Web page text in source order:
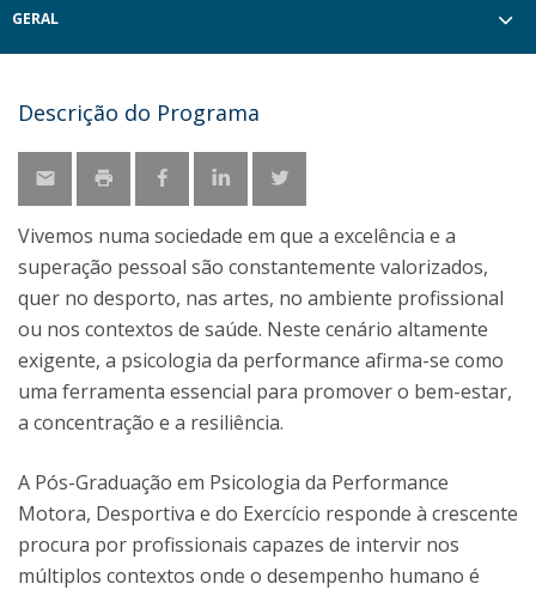
GERAL
Descrição do Programa
Vivemos numa sociedade em que a excelência e a
superação pessoal são constantemente valorizados,
quer no desporto, nas artes, no ambiente profissional
ou nos contextos de saúde. Neste cenário altamente
exigente, a psicologia da performance afirma-se como
uma ferramenta essencial para promover o bem-estar,
a concentração e a resiliência.
A Pós-Graduação em Psicologia da Performance
Motora, Desportiva e do Exercício responde à crescente
procura por profissionais capazes de intervir nos
múltiplos contextos onde o desempenho humano é